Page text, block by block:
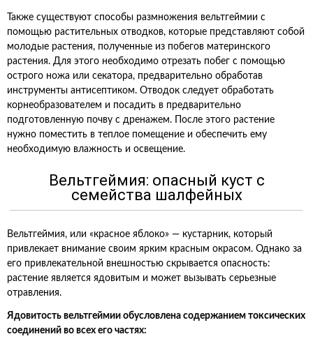
Также существуют способы размножения вельтгеймии с
помощью растительных отводков, которые представляют собой
молодые растения, полученные из побегов материнского
растения. Для этого необходимо отрезать побег с помощью
острого ножа или секатора, предварительно обработав
инструменты антисептиком. Отводок следует обработать
корнеобразователем и посадить в предварительно
подготовленную почву с дренажем. После этого растение
нужно поместить в теплое помещение и обеспечить ему
необходимую влажность и освещение.
Вельтгеймия: опасный куст с
семейства шалфейных
Вельтгеймия, или «красное яблоко» — кустарник, который
привлекает внимание своим ярким красным окрасом. Однако за
его привлекательной внешностью скрывается опасность:
растение является ядовитым и может вызывать серьезные
отравления.
Ядовитость вельтгеймии обусловлена содержанием токсических
соединений во всех его частях: